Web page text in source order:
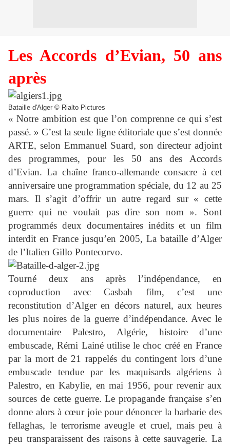
Les Accords d’Evian, 50 ans
après
Bataille d'Alger © Rialto Pictures
« Notre ambition est que l’on comprenne ce qui s’est
passé. » C’est la seule ligne éditoriale que s’est donnée
ARTE, selon Emmanuel Suard, son directeur adjoint
des programmes, pour les 50 ans des Accords
d’Evian. La chaîne franco-allemande consacre à cet
anniversaire une programmation spéciale, du 12 au 25
mars. Il s’agit d’offrir un autre regard sur « cette
guerre qui ne voulait pas dire son nom ». Sont
programmés deux documentaires inédits et un film
interdit en France jusqu’en 2005, La bataille d’Alger
de l’Italien Gillo Pontecorvo.
Tourné deux ans après l’indépendance, en
coproduction avec Casbah film, c’est une
reconstitution d’Alger en décors naturel, aux heures
les plus noires de la guerre d’indépendance. Avec le
documentaire Palestro, Algérie, histoire d’une
embuscade, Rémi Lainé utilise le choc créé en France
par la mort de 21 rappelés du contingent lors d’une
embuscade tendue par les maquisards algériens à
Palestro, en Kabylie, en mai 1956, pour revenir aux
sources de cette guerre. Le propagande française s’en
donne alors à cœur joie pour dénoncer la barbarie des
fellaghas, le terrorisme aveugle et cruel, mais peu à
peu transparaissent des raisons à cette sauvagerie. La